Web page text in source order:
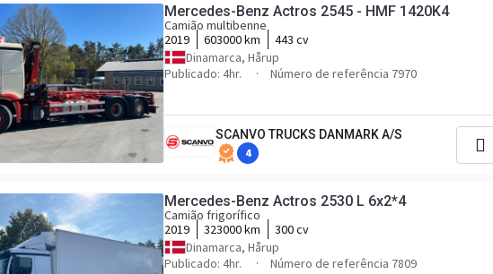
Mercedes-Benz Actros 2545 - HMF 1420K4
Camião multibenne
2019
603000 km
443 cv
Dinamarca, Hårup
Publicado: 4hr.
Número de referência 7970
SCANVO TRUCKS DANMARK A/S
4
Mercedes-Benz Actros 2530 L 6x2*4
Camião frigorífico
2019
323000 km
300 cv
Dinamarca, Hårup
Publicado: 4hr.
Número de referência 7809